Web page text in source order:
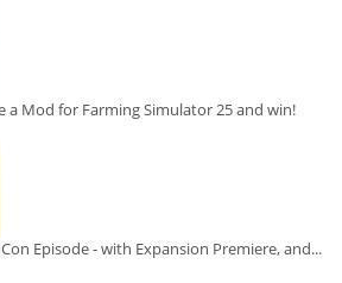
Mod for Farming Simulator 25 and win!
Episode - with Expansion Premiere, and...